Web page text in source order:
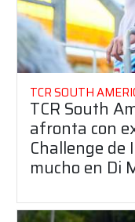
TCR SOUTH
TCR South
afronta con
Challenge de
mucho en Di